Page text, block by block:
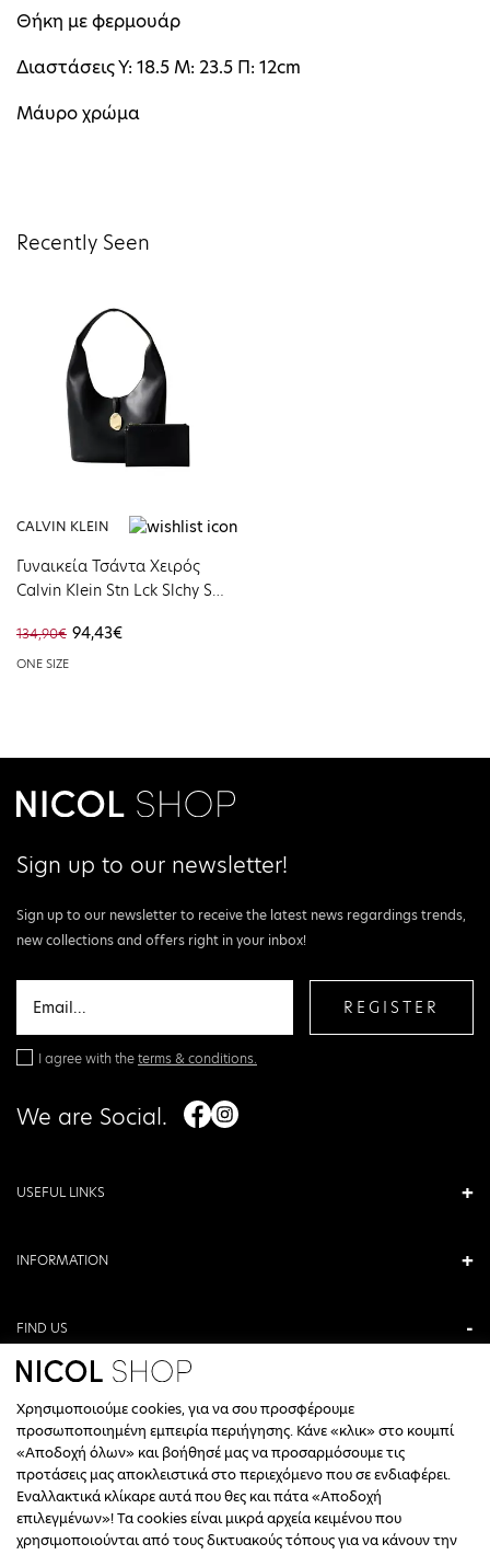
Θήκη με φερμουάρ
Διαστάσεις Υ: 18.5 Μ: 23.5 Π: 12cm
Mάυρο χρώμα
Recently Seen
CALVIN KLEIN
Γυναικεία Τσάντα Χειρός
Calvin Klein Stn Lck Slchy Smll
134,90€ 94,43€
ONE SIZE
Sign up to our newsletter!
Sign up to our newsletter to receive the latest news regardings trends,
new collections and offers right in your inbox!
REGISTER
I agree with theterms & conditions.
We are Social.
USEFUL LINKS
INFORMATION
FIND US
ANTONIOU KAMARA 3, VERIA, GREECE
+30 23310 76336
CALL CENTER HOURS
ΔΕΥΤΕΡΑ, ΤΕΤΑΡΤΗ: 09:00 - 14:30
ΤΡΙΤΗ, ΠΕΜΠΤΗ, ΠΑΡΑΣΚΕΥΗ: 09:30 - 14:00 & 17:30 - 21:00
ΣΑΒΒΑΤΟ: 09:30 - 14:30
Χρησιμοποιούμε cookies, για να σου προσφέρουμε
προσωποποιημένη εμπειρία περιήγησης. Κάνε «κλικ» στο κουμπί
«Αποδοχή όλων» και βοήθησέ μας να προσαρμόσουμε τις
προτάσεις μας αποκλειστικά στο περιεχόμενο που σε ενδιαφέρει.
Εναλλακτικά κλίκαρε αυτά που θες και πάτα «Αποδοχή
επιλεγμένων»! Τα cookies είναι μικρά αρχεία κειμένου που
χρησιμοποιούνται από τους δικτυακούς τόπους για να κάνουν την